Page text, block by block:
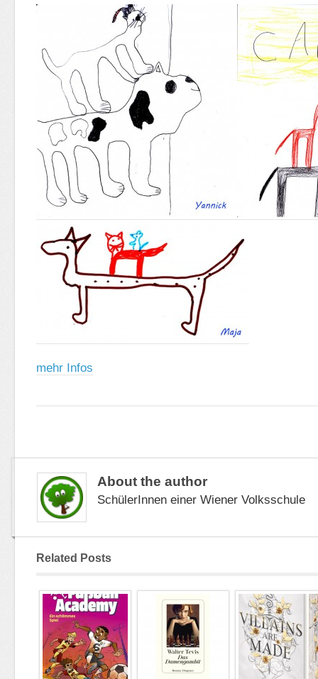
mehr Infos
About the author
SchülerInnen einer Wiener Volksschule
Related Posts